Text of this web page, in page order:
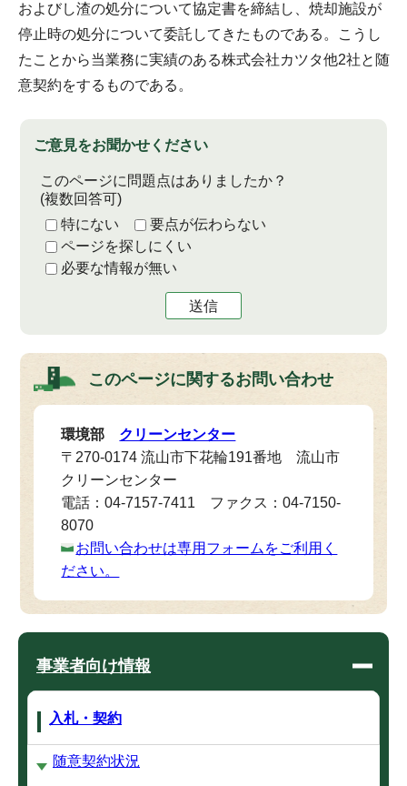
およびし渣の処分について協定書を締結し、焼却施設が
停止時の処分について委託してきたものである。こうし
たことから当業務に実績のある株式会社カツタ他2社と随
意契約をするものである。
ご意見をお聞かせください
このページに問題点はありましたか？
(複数回答可)
特にない
要点が伝わらない
ページを探しにくい
必要な情報が無い
送信
このページに関するお問い合わせ
環境部 クリーンセンター
〒270-0174 流山市下花輪191番地 流山市
クリーンセンター
電話：04-7157-7411 ファクス：04-7150-
8070
お問い合わせは専用フォームをご利用く
ださい。
事業者向け情報
入札・契約
随意契約状況